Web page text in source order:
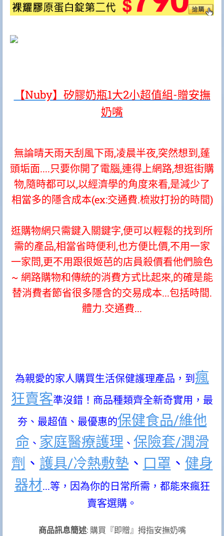
【Nuby】矽膠奶瓶1大2小超值組-贈安撫
奶嘴
無論晴天雨天刮風下雨,凌晨半夜,突然想到,蓬
頭垢面....只要你開了電腦,連得上網路,想逛街購
物,隨時都可以,以經濟學的角度來看,是減少了
相當多的隱含成本(ex:交通費.梳妝打扮的時間)
逛購物網只需鍵入關鍵字,便可以輕鬆的找到所
需的產品,相當省時便利,也方便比價,不用一家
一家問,更不用跟很姬芭的店員殺價看他們臉色
~ 網路購物和傳統的消費方式比起來,的確是能
替消費者節省很多隱含的交易成本...包括時間.
體力.交通費...
為親愛的家人購買生活保健護理產品，到瘋
狂賣客準沒錯！商品種類齊全新奇實用，最
夯、最超值、最優惠的保健食品/維他
命 、 家庭醫療護理 、 保險套/潤滑
劑 、 護具/冷熱敷墊 、 口罩 、 健身
器材...等，因為你的日常所需，都能來瘋狂
賣客選購。
商品訊息簡述: 購買『即贈』拇指安撫奶嘴